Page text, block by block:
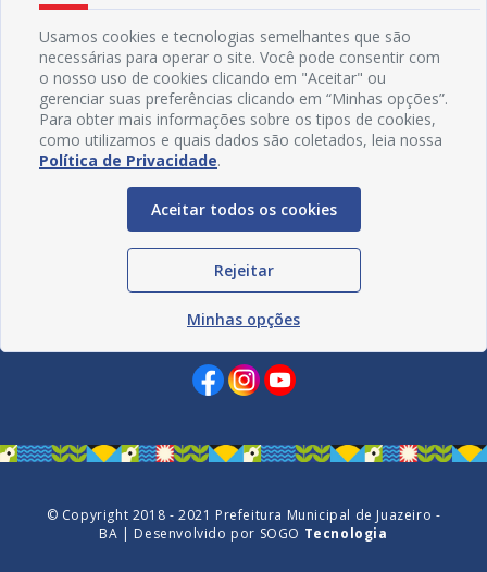
Redes Sociais
© Copyright 2018 - 2021 Prefeitura Municipal de Juazeiro -
BA | Desenvolvido por SOGO Tecnologia
Usamos cookies e tecnologias semelhantes que são
necessárias para operar o site. Você pode consentir com
o nosso uso de cookies clicando em "Aceitar" ou
gerenciar suas preferências clicando em “Minhas opções”.
Para obter mais informações sobre os tipos de cookies,
como utilizamos e quais dados são coletados, leia nossa
Política de Privacidade.
Aceitar todos os cookies
Rejeitar
Minhas opções